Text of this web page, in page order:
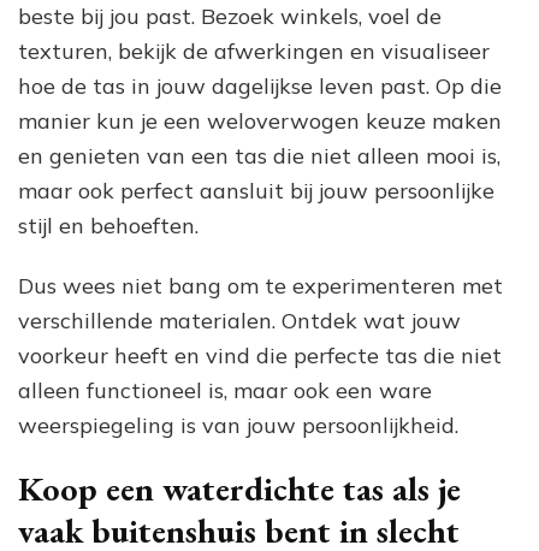
beste bij jou past. Bezoek winkels, voel de
texturen, bekijk de afwerkingen en visualiseer
hoe de tas in jouw dagelijkse leven past. Op die
manier kun je een weloverwogen keuze maken
en genieten van een tas die niet alleen mooi is,
maar ook perfect aansluit bij jouw persoonlijke
stijl en behoeften.
Dus wees niet bang om te experimenteren met
verschillende materialen. Ontdek wat jouw
voorkeur heeft en vind die perfecte tas die niet
alleen functioneel is, maar ook een ware
weerspiegeling is van jouw persoonlijkheid.
Koop een waterdichte tas als je
vaak buitenshuis bent in slecht